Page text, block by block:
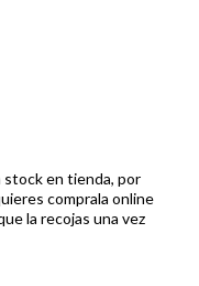
stock en tienda, por
comprala online
la recojas una vez